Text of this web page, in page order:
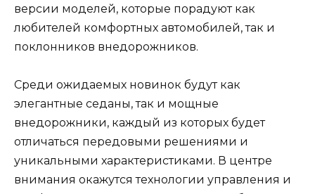
версии моделей, которые порадуют как
любителей комфортных автомобилей, так и
поклонников внедорожников.
Среди ожидаемых новинок будут как
элегантные седаны, так и мощные
внедорожники, каждый из которых будет
отличаться передовыми решениями и
уникальными характеристиками. В центре
внимания окажутся технологии управления и